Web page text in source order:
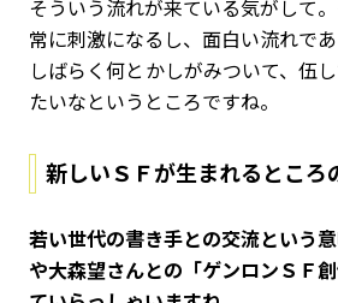
そういう流れが来ている気がして
常に刺激になるし、面白い流れで
しばらく何とかしがみついて、伍
たいなというところですね。
新しいＳＦが生まれるところ
――若い世代の書き手との交流という
や大森望さんとの「ゲンロンＳＦ